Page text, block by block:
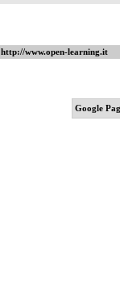
http://www.open-learning.it
Google